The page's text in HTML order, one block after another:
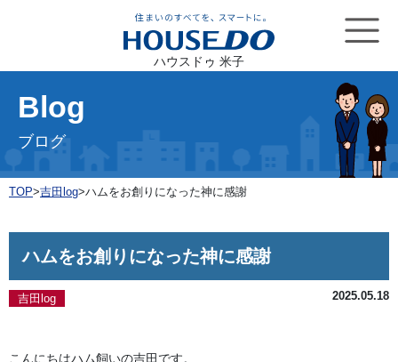
ハウスドゥ 米子
Blog
ブログ
TOP>吉田log>ハムをお創りになった神に感謝
ハムをお創りになった神に感謝
吉田log 2025.05.18